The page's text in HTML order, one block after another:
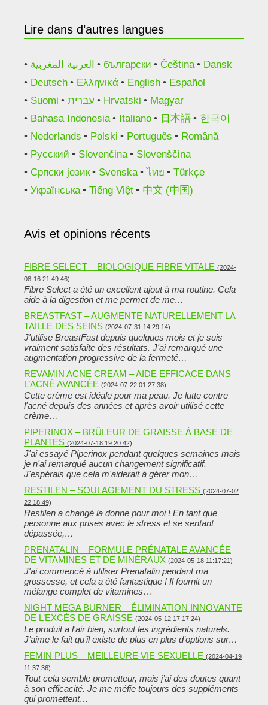
Lire dans d’autres langues
العربية المغربية български Čeština
Dansk
Deutsch
Ελληνικά English
Español
Suomi
עברית Hrvatski
Magyar
Bahasa Indonesia
Italiano 日本語
한국어
Nederlands
Polski Português
Română
Русский
Slovenčina
Slovenščina
Српски језик
Svenska ไทย
Türkçe
Українська
Tiếng Việt 中文 (中国)
Avis et opinions récents
FIBRE SELECT – BIOLOGIQUE FIBRE VITALE (2024-
08-16 21:49:46)
Fibre Select a été un excellent ajout à ma routine. Cela
aide à la digestion et me permet de me…
BREASTFAST – AUGMENTE NATURELLEMENT LA
TAILLE DES SEINS (2024-07-31 14:29:14)
J'utilise BreastFast depuis quelques mois et je suis
vraiment satisfaite des résultats. J'ai remarqué une
augmentation progressive de la fermeté…
REVAMIN ACNE CREAM – AIDE EFFICACE DANS
L’ACNÉ AVANCÉE (2024-07-22 01:27:38)
Cette crème est idéale pour ma peau. Je lutte contre
l'acné depuis des années et après avoir utilisé cette
crème…
PIPERINOX – BRÛLEUR DE GRAISSE À BASE DE
PLANTES (2024-07-18 19:20:42)
J'ai essayé Piperinox pendant quelques semaines mais
je n'ai remarqué aucun changement significatif.
J'espérais que cela m'aiderait à gérer mon…
RESTILEN – SOULAGEMENT DU STRESS (2024-07-02
22:18:49)
Restilen a changé la donne pour moi ! En tant que
personne aux prises avec le stress et se sentant
dépassée,…
PRENATALIN – FORMULE PRÉNATALE AVANCÉE
DE VITAMINES ET DE MINÉRAUX (2024-05-18 11:17:21)
J'ai commencé à utiliser Prenatalin pendant ma
grossesse, et cela a été fantastique ! Il fournit un
mélange complet de vitamines…
NIGHT MEGA BURNER – ÉLIMINATION INNOVANTE
DE L’EXCÈS DE GRAISSE (2024-05-12 17:17:24)
Le produit a l'air bien, surtout les ingrédients naturels.
J’aime le fait qu’il existe de plus en plus d’options sur…
FEMIN PLUS – MEILLEURE VIE SEXUELLE (2024-04-19
11:37:36)
Tout cela semble prometteur, mais j’ai des doutes quant
à son efficacité. Je me méfie toujours des suppléments
qui promettent…